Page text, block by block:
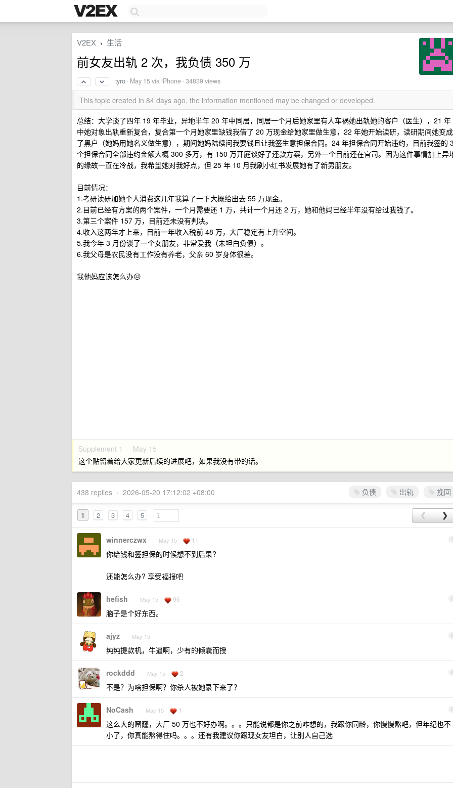
V2EX › 生活
前女友出轨 2 次，我负债 350 万
tyro · May 15via iPhone · 34839 views
This topic created in 84 days ago, the information mentioned may be changed or developed.
总结：大学谈了四年 19 年毕业，异地半年 20 年中同居，同居一个月后她家里有人车祸她出轨她的客户（医生），21 年
中她对象出轨重新复合，复合第一个月她家里缺钱我借了 20 万现金给她家里做生意，22 年她开始读研，读研期间她变成
了黑户（她妈用她名义做生意），期间她妈陆续问我要钱且让我签生意担保合同。24 年担保合同开始违约，目前我签的 3
个担保合同全部违约金额大概 300 多万，有 150 万开庭谈好了还款方案，另外一个目前还在官司。因为这件事情加上异
的缘故一直在冷战，我希望她对我好点，但 25 年 10 月我刷小红书发展她有了新男朋友。
目前情况：
1.考研读研加她个人消费这几年我算了一下大概给出去 55 万现金。
2.目前已经有方案的两个案件，一个月需要还 1 万，共计一个月还 2 万，她和他妈已经半年没有给过我钱了。
3.第三个案件 157 万，目前还未没有判决。
4.收入这两年才上来，目前一年收入税前 48 万，大厂稳定有上升空间。
5.我今年 3 月份谈了一个女朋友，非常爱我（未坦白负债）。
6.我父母是农民没有工作没有养老，父亲 60 岁身体很差。
我他妈应该怎么办😒
Supplement 1 · May 15
这个贴留着给大家更新后续的进展吧，如果我没有带的话。
负债 出轨 挽回
438 replies • 2026-05-20 17:12:02 +08:00
1 2 3 4 5 ❮ ❯
1
winnerczwx May 15 11
你给钱和签担保的时候想不到后果?
还能怎么办? 享受福报吧
2
hefish May 15 96
脑子是个好东西。
3
ajyz May 15
纯纯提款机，牛逼啊，少有的倾囊而授
4
rockddd May 15 2
不是？为啥担保啊？你杀人被她录下来了？
5
NoCash May 15 1
这么大的窟窿，大厂 50 万也不好办啊。。。只能说都是你之前咋想的，我跟你同龄，你慢慢熬吧，但年纪也不
小了，你真能熬得住吗。。。还有我建议你跟现女友坦白，让别人自己选